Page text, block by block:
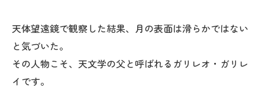
天体望遠鏡で観察した結果、月の表面は滑らかではない
と気づいた。
その人物こそ、天文学の父と呼ばれるガリレオ・ガリレ
イです。